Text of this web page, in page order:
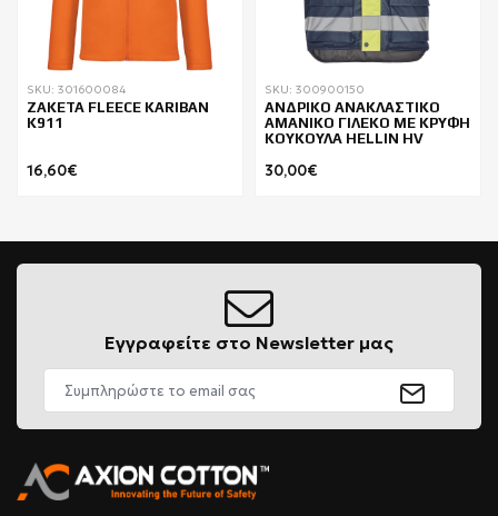
SKU: 301600084
ΖΑΚΕΤΑ FLEECE KARIBAN
K911
16,60€
SKU: 300900150
ΑΝΔΡΙΚΟ ΑΝΑΚΛΑΣΤΙΚΟ
ΑΜΑΝΙΚΟ ΓΙΛΕΚΟ ΜΕ ΚΡΥΦΗ
ΚΟΥΚΟΥΛΑ HELLIN HV
30,00€
Εγγραφείτε στο Newsletter μας